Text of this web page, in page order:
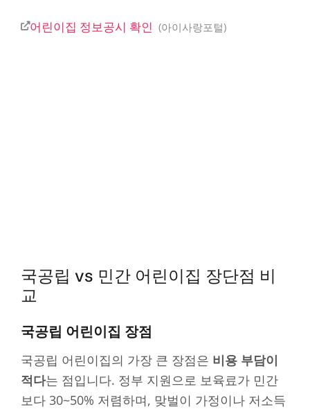
어린이집 정보공시 확인 아이사랑포털
국공립 vs 민간 어린이집 장단점 비
교
국공립 어린이집 장점
국공립 어린이집의 가장 큰 장점은 비용 부담이
적다는 점입니다. 정부 지원으로 보육료가 민간
보다 30~50% 저렴하며, 맞벌이 가정이나 저소득